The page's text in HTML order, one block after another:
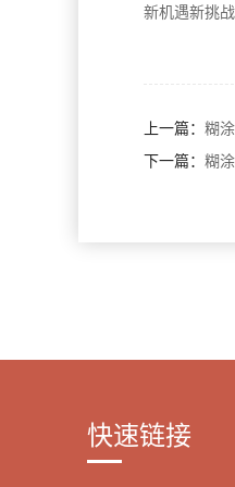
新机遇新挑
上一篇： 糊
下一篇： 糊
快速链接